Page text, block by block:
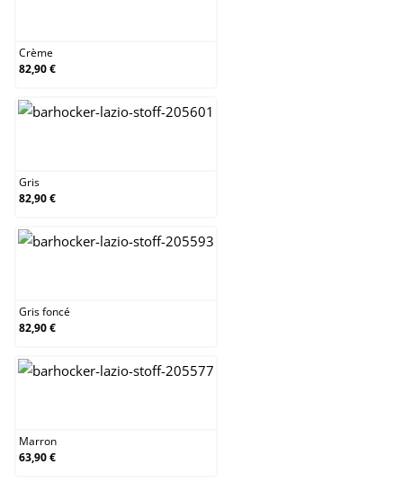
Crème
82,90 €
Gris
82,90 €
Gris foncé
82,90 €
Marron
63,90 €